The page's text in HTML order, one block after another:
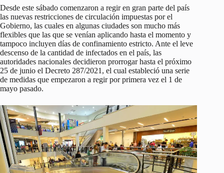
Desde este sábado comenzaron a regir en gran parte del país
las nuevas restricciones de circulación impuestas por el
Gobierno, las cuales en algunas ciudades son mucho más
flexibles que las que se venían aplicando hasta el momento y
tampoco incluyen días de confinamiento estricto. Ante el leve
descenso de la cantidad de infectados en el país, las
autoridades nacionales decidieron prorrogar hasta el próximo
25 de junio el Decreto 287/2021, el cual estableció una serie
de medidas que empezaron a regir por primera vez el 1 de
mayo pasado.